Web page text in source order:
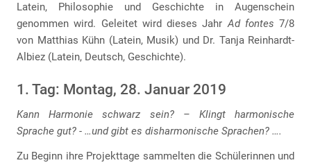
Latein, Philosophie und Geschichte in Augenschein
genommen wird. Geleitet wird dieses JahrAd fontes 7/8
von Matthias Kühn (Latein, Musik) und Dr. Tanja Reinhardt-
Albiez (Latein, Deutsch, Geschichte).
1. Tag: Montag, 28. Januar 2019
Kann Harmonie schwarz sein? – Klingt harmonische
Sprache gut? - …und gibt es disharmonische Sprachen? ….
Zu Beginn ihre Projekttage sammelten die Schülerinnen und